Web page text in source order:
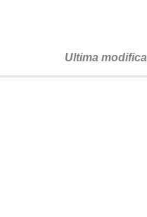
Ultima modifica